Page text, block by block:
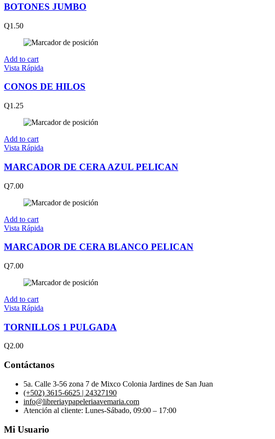
BOTONES JUMBO
Q1.50
Add to cart
Vista Rápida
CONOS DE HILOS
Q1.25
Add to cart
Vista Rápida
MARCADOR DE CERA AZUL PELICAN
Q7.00
Add to cart
Vista Rápida
MARCADOR DE CERA BLANCO PELICAN
Q7.00
Add to cart
Vista Rápida
TORNILLOS 1 PULGADA
Q2.00
Contáctanos
5a. Calle 3-56 zona 7 de Mixco Colonia Jardines de San Juan
(+502) 3615-6625 | 24327190
info@libreriaypapeleriaavemaria.com
Atención al cliente: Lunes-Sábado, 09:00 – 17:00
Mi Usuario